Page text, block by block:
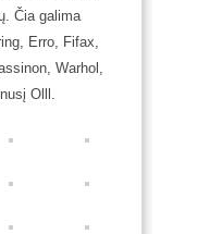
Čia galima
Erro, Fifax,
Warhol,
Olll.